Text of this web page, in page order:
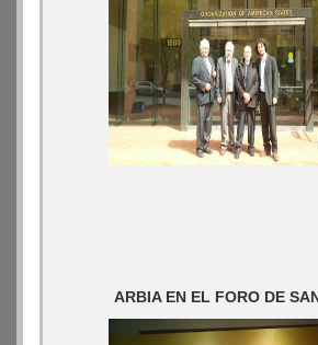
ARBIA EN EL FORO DE